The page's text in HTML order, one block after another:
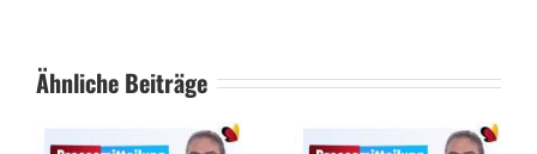
Ähnliche Beiträge